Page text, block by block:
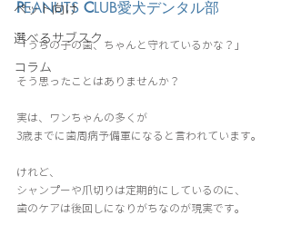
ペット向け
選べるサブスク
コラム
PEANUTS CLUB愛犬デンタル部
「うちの子の歯、ちゃんと守れているかな？」
そう思ったことはありませんか？
実は、ワンちゃんの多くが
3歳までに歯周病予備軍になると言われています。
けれど、
シャンプーや爪切りは定期的にしているのに、
歯のケアは後回しになりがちなのが現実です。